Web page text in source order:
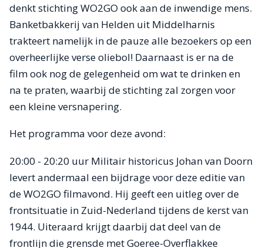
denkt stichting WO2GO ook aan de inwendige mens.
Banketbakkerij van Helden uit Middelharnis
trakteert namelijk in de pauze alle bezoekers op een
overheerlijke verse oliebol! Daarnaast is er na de
film ook nog de gelegenheid om wat te drinken en
na te praten, waarbij de stichting zal zorgen voor
een kleine versnapering.
Het programma voor deze avond:
20:00 - 20:20 uur Militair historicus Johan van Doorn
levert andermaal een bijdrage voor deze editie van
de WO2GO filmavond. Hij geeft een uitleg over de
frontsituatie in Zuid-Nederland tijdens de kerst van
1944. Uiteraard krijgt daarbij dat deel van de
frontlijn die grensde met Goeree-Overflakkee